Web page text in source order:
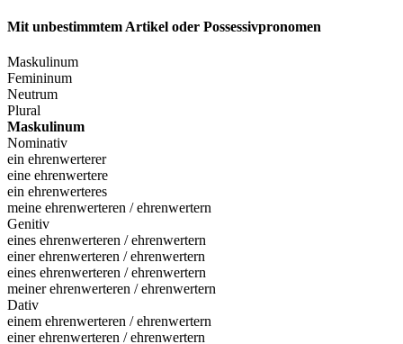
Mit unbestimmtem Artikel oder Possessivpronomen
Maskulinum
Femininum
Neutrum
Plural
Maskulinum
Nominativ
ein ehrenwerterer
eine ehrenwertere
ein ehrenwerteres
meine ehrenwerteren / ehrenwertern
Genitiv
eines ehrenwerteren / ehrenwertern
einer ehrenwerteren / ehrenwertern
eines ehrenwerteren / ehrenwertern
meiner ehrenwerteren / ehrenwertern
Dativ
einem ehrenwerteren / ehrenwertern
einer ehrenwerteren / ehrenwertern